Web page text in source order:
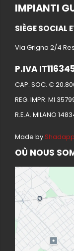
IMPIANTI
SIÈGE SOCIAL
Via Grigna 2/4
P.IVA
CAP. SOC. €
REG. IMPR. MI
R.E.A. MILANO
Made by
OÙ NOUS